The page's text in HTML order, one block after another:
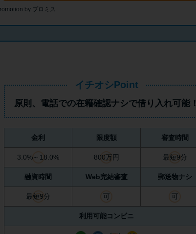
by プロミス
イチオシPoint
原則、 電話での在籍確認ナシで借り入れ可能！
金利 限度額 審査時間
3.0%～18.0% 800万円 最短9分
融資時間 Web完結審査 郵送物ナシ
最短9分 可 可
利用可能コンビニ